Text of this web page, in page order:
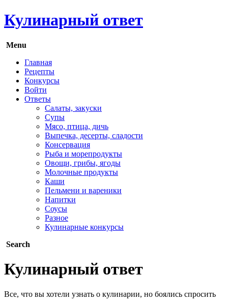
Кулинарный ответ
Menu
Главная
Рецепты
Конкурсы
Войти
Ответы
Салаты, закуски
Супы
Мясо, птица, дичь
Выпечка, десерты, сладости
Консервация
Рыба и морепродукты
Овощи, грибы, ягоды
Молочные продукты
Каши
Пельмени и вареники
Напитки
Соусы
Разное
Кулинарные конкурсы
Search
Кулинарный ответ
Все, что вы хотели узнать о кулинарии, но боялись спросить